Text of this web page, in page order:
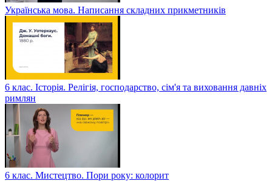
Українська мова. Написання складних прикметників
6 клас. Історія. Релігія, господарство, сім'я та виховання давніх
римлян
6 клас. Мистецтво. Пори року: колорит